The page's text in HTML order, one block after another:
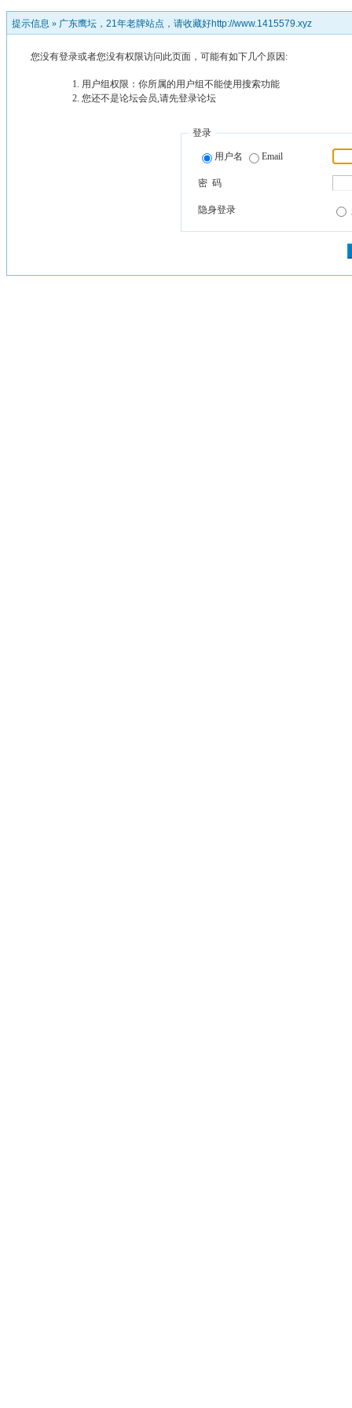
提示信息 » 广东鹰坛，21年老牌站点，请收藏好http://www.1415579.xyz
您没有登录或者您没有权限访问此页面，可能有如下几个原因:
用户组权限：你所属的用户组不能使用搜索功能
您还不是论坛会员,请先登录论坛
登录
用户名 Email
密 码
隐身登录